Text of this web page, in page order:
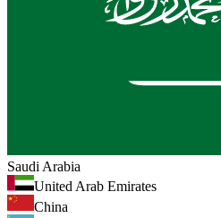
Saudi Arabia
United Arab Emirates
China